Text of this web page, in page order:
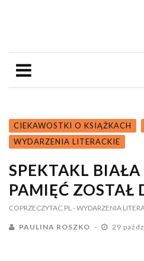
CIEKAWOSTKI O KSIĄŻKACH
WYDARZENIA LITERACKIE
SPEKTAKL
PAMIĘĆ ZOSTAŁ
COPRZECZYTAC.PL - WYDARZENIA
PAULINA ROSZKO 29